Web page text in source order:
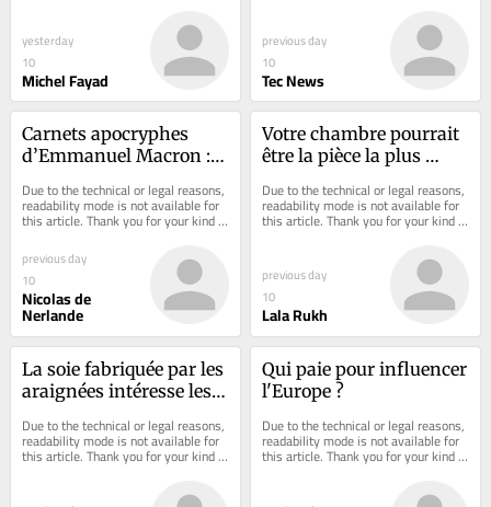
yesterday
10
Michel Fayad
previous day
10
Tec News
Carnets apocryphes
d’Emmanuel Macron :
Episode 1
Due to the technical or legal reasons,
readability mode is not available for
this article. Thank you for your kind
previous day
10
Nicolas de
Nerlande
Votre chambre pourrait
être la pièce la plus
domicile
Due to the technical or legal reasons,
readability mode is not available for
this article. Thank you for your kind
previous day
10
Lala Rukh
La soie fabriquée par les
araignées intéresse les
pourquoi
Due to the technical or legal reasons,
readability mode is not available for
this article. Thank you for your kind
Qui paie pour influencer
l'Europe ?
Due to the technical or legal reasons,
readability mode is not available for
this article. Thank you for your kind